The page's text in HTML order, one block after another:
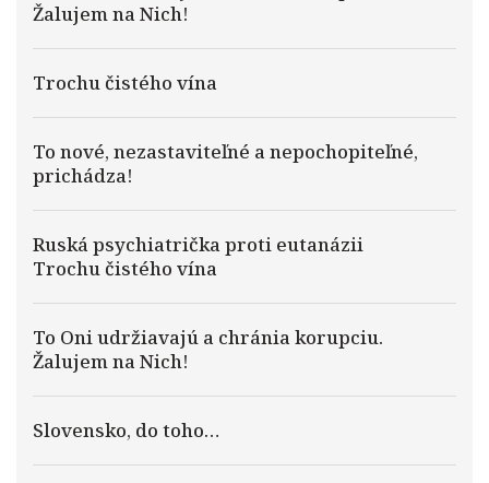
Žalujem na Nich!
Trochu čistého vína
To nové, nezastaviteľné a nepochopiteľné,
prichádza!
Ruská psychiatrička proti eutanázii
Trochu čistého vína
To Oni udržiavajú a chránia korupciu.
Žalujem na Nich!
Slovensko, do toho…